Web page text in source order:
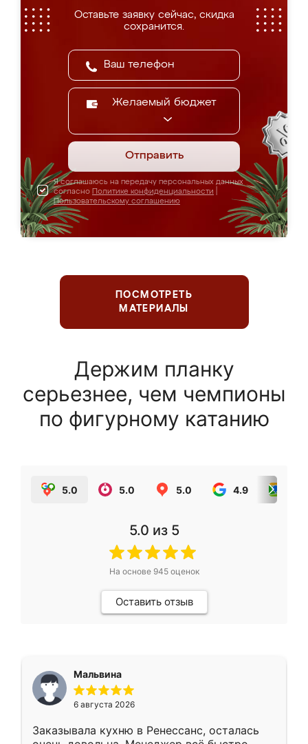
Оставьте заявку сейчас, скидка
сохранится.
Желаемый бюджет
Отправить
Я соглашаюсь на передачу персональных данных
согласно Политике конфиденциальности
Пользовательскому соглашению
ПОСМОТРЕТЬ
МАТЕРИАЛЫ
Держим планку
серьезнее, чем чемпионы
по фигурному катанию
5.0 5.0 5.0 4.9
5.0 из 5
На основе 945оценок
Оставить отзыв
Мальвина
6 августа 2026
Заказывала кухню в Ренессанс, осталась